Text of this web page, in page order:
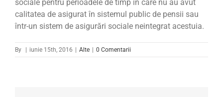
sociale pentru perioadele de timp în care nu au avut
calitatea de asigurat în sistemul public de pensii sau
într-un sistem de asigurări sociale neintegrat acestuia.
By | iunie 15th, 2016 | Alte | 0 Comentarii